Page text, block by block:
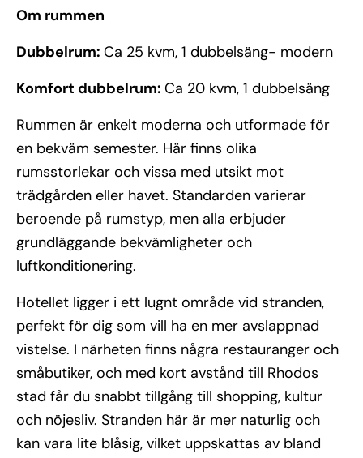
Om rummen
Dubbelrum: Ca 25 kvm, 1 dubbelsäng- modern
Komfort dubbelrum: Ca 20 kvm, 1 dubbelsäng
Rummen är enkelt moderna och utformade för
en bekväm semester. Här finns olika
rumsstorlekar och vissa med utsikt mot
trädgården eller havet. Standarden varierar
beroende på rumstyp, men alla erbjuder
grundläggande bekvämligheter och
luftkonditionering.
Hotellet ligger i ett lugnt område vid stranden,
perfekt för dig som vill ha en mer avslappnad
vistelse. I närheten finns några restauranger och
småbutiker, och med kort avstånd till Rhodos
stad får du snabbt tillgång till shopping, kultur
och nöjesliv. Stranden här är mer naturlig och
kan vara lite blåsig, vilket uppskattas av bland